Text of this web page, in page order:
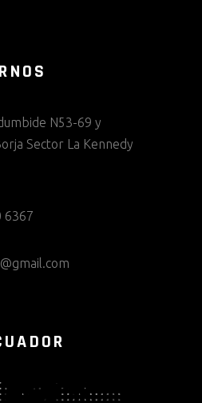
N53-69 y
Sector La Kennedy
6367